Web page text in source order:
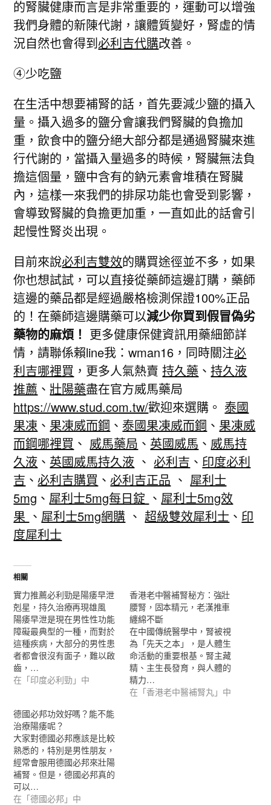
的腎臟健康而言是非常重要的，運動可以增強
我們身體的新陳代謝，讓體質變好，腎虛的情
況自然也會得到必利吉代購改善。
④少吃鹽
在生活中想要補腎的話，首先要減少鹽的攝入
量。攝入過多的鹽分會讓我們腎臟的負擔加
重，飲食中的鹽分絕大部分都是通過腎臟來進
行代謝的，當攝入量過多的時候，腎臟無法負
擔這個量，鹽中含有的鈉元素會堆積在腎臟
內，這樣一來我們的排尿功能也會受到影響，
會導致腎臟的負擔更加重，一直如此的話會引
起慢性腎炎出現。
目前來說必利吉雙效的購買途徑並不多，如果
你也想試試，可以直接從藥師這邊訂購，藥師
這邊的藥品都是經過嚴格檢測保證100%正品
的！在藥師這邊購藥可以減少你買到假冒偽劣
藥物的麻煩！ 更多健康保健資訊用藥細節詳
情，請聯係賴line我：wman16，同時關注必
利吉哪裡買 ，更多人氣熱賣持久藥 、持久液
推薦 、壯陽藥盡在官方威馬藥局
https://www.stud.com.tw/歡迎來選購。 泰國
果凍 、 果凍威而鋼 、 泰國果凍威而鋼 、 果凍威
而鋼哪裡買 、 威馬藥局 、 英國威馬 、 威馬持
久液 、 英國威馬持久液 、必利吉 、 印度必利
吉 、必利吉購買 、必利吉正品 、 犀利士
5mg 、 犀利士5mg每日錠 、 犀利士5mg效
果 、 犀利士5mg網購 、 超級雙效犀利士 、 印
度犀利士
相關
實力推薦必利勁是陽痿早泄
剋星，持久治療再現雄風
陽痿早泄是現在男性性功能
障礙最典型的一種，而對於
這種疾病，大部分的男性患
者都會很沒有面子，難以啟
齒，…
在「印度必利勁」中
香港老中醫補腎秘方：強壯
腰腎，固本精元，老漢推車
纏綿不斷
在中國傳統醫學中，腎被視
為「先天之本」，是人體生
命活動的重要根基。腎主藏
精、主生長發育，與人體的
精力…
在「香港老中醫補腎丸」中
德國必邦功效好嗎？能不能
治療陽痿呢？
大家對德國必邦應該是比較
熟悉的，特別是男性朋友，
經常會服用德國必邦來壯陽
補腎。但是，德國必邦真的
可以…
在「德國必邦」中